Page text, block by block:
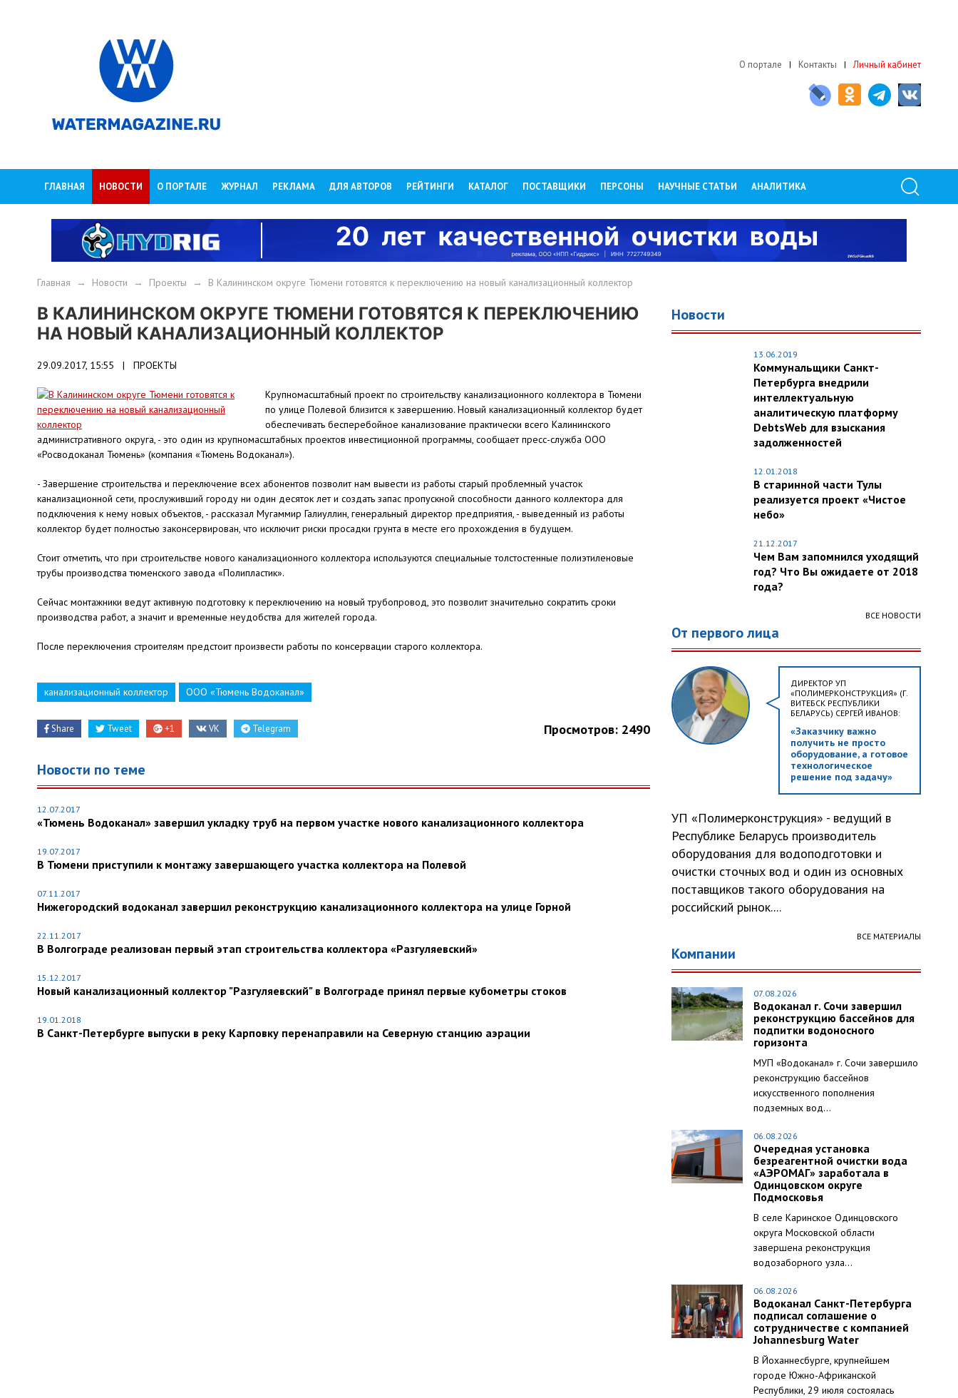
О портале Контакты Личный кабинет
ГЛАВНАЯ НОВОСТИ О ПОРТАЛЕ ЖУРНАЛ РЕКЛАМА ДЛЯ АВТОРОВ РЕЙТИНГИ КАТАЛОГ ПОСТАВЩИКИ ПЕРСОНЫ НАУЧНЫЕ СТАТЬИ АНАЛИТИКА
Главная → Новости → Проекты → В Калининском округе Тюмени готовятся к переключению на новый канализационный коллектор
В КАЛИНИНСКОМ ОКРУГЕ ТЮМЕНИ ГОТОВЯТСЯ К ПЕРЕКЛЮЧЕНИЮ
НА НОВЫЙ КАНАЛИЗАЦИОННЫЙ КОЛЛЕКТОР
29.09.2017, 15:55 | ПРОЕКТЫ
Крупномасштабный проект по строительству канализационного коллектора в Тюмени
по улице Полевой близится к завершению. Новый канализационный коллектор будет
обеспечивать бесперебойное канализование практически всего Калининского
административного округа, - это один из крупномасштабных проектов инвестиционной программы, сообщает пресс-служба ООО
«Росводоканал Тюмень» (компания «Тюмень Водоканал»).
- Завершение строительства и переключение всех абонентов позволит нам вывести из работы старый проблемный участок
канализационной сети, прослуживший городу ни один десяток лет и создать запас пропускной способности данного коллектора для
подключения к нему новых объектов, - рассказал Мугаммир Галиуллин, генеральный директор предприятия, - выведенный из работы
коллектор будет полностью законсервирован, что исключит риски просадки грунта в месте его прохождения в будущем.
Стоит отметить, что при строительстве нового канализационного коллектора используются специальные толстостенные полиэтиленовые
трубы производства тюменского завода «Полипластик».
Сейчас монтажники ведут активную подготовку к переключению на новый трубопровод, это позволит значительно сократить сроки
производства работ, а значит и временные неудобства для жителей города.
После переключения строителям предстоит произвести работы по консервации старого коллектора.
канализационный коллектор ООО «Тюмень Водоканал»
Share Tweet +1 VK Telegram Просмотров: 2490
Новости по теме
12.07.2017
«Тюмень Водоканал» завершил укладку труб на первом участке нового канализационного коллектора
19.07.2017
В Тюмени приступили к монтажу завершающего участка коллектора на Полевой
07.11.2017
Нижегородский водоканал завершил реконструкцию канализационного коллектора на улице Горной
22.11.2017
В Волгограде реализован первый этап строительства коллектора «Разгуляевский»
15.12.2017
Новый канализационный коллектор "Разгуляевский" в Волгограде принял первые кубометры стоков
19.01.2018
В Санкт-Петербурге выпуски в реку Карповку перенаправили на Северную станцию аэрации
Новости
13.06.2019
Коммунальщики Санкт-
Петербурга внедрили
интеллектуальную
аналитическую платформу
DebtsWeb для взыскания
задолженностей
12.01.2018
В старинной части Тулы
реализуется проект «Чистое
небо»
21.12.2017
Чем Вам запомнился уходящий
год? Что Вы ожидаете от 2018
года?
ВСЕ НОВОСТИ
От первого лица
ДИРЕКТОР УП
«ПОЛИМЕРКОНСТРУКЦИЯ» (Г.
ВИТЕБСК РЕСПУБЛИКИ
БЕЛАРУСЬ) СЕРГЕЙ ИВАНОВ:
«Заказчику важно
получить не просто
оборудование, а готовое
технологическое
решение под задачу»
УП «Полимерконструкция» - ведущий в
Республике Беларусь производитель
оборудования для водоподготовки и
очистки сточных вод и один из основных
поставщиков такого оборудования на
российский рынок....
ВСЕ МАТЕРИАЛЫ
Компании
07.08.2026
Водоканал г. Сочи завершил
реконструкцию бассейнов для
подпитки водоносного
горизонта
МУП «Водоканал» г. Сочи завершило
реконструкцию бассейнов
искусственного пополнения
подземных вод...
06.08.2026
Очередная установка
безреагентной очистки вода
«АЭРОМАГ» заработала в
Одинцовском округе
Подмосковья
В селе Каринское Одинцовского
округа Московской области
завершена реконструкция
водозаборного узла...
06.08.2026
Водоканал Санкт-Петербурга
подписал соглашение о
сотрудничестве с компанией
Johannesburg Water
В Йоханнесбурге, крупнейшем
городе Южно-Африканской
Республики, 29 июля состоялась